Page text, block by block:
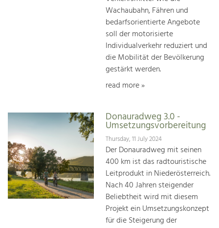
Wachaubahn, Fähren und
bedarfsorientierte Angebote
soll der motorisierte
Individualverkehr reduziert und
die Mobilität der Bevölkerung
gestärkt werden.
read more »
Donauradweg 3.0 -
Umsetzungsvorbereitung
Thursday, 11 July 2024
Der Donauradweg mit seinen
400 km ist das radtouristische
Leitprodukt in Niederösterreich.
Nach 40 Jahren steigender
Beliebtheit wird mit diesem
Projekt ein Umsetzungskonzept
für die Steigerung der